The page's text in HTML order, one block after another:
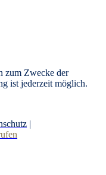
zum Zwecke der
ist jederzeit möglich.
|